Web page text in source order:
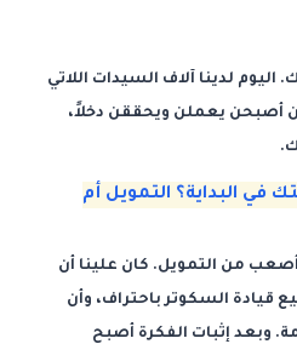
لدينا آلاف السيدات اللاتي
أصبحن يعملن ويحققن دخلاً،
في البداية؟ التمويل أم
أصعب من التمويل. كان علينا أن
قيادة السكوتر باحتراف، وأن
وبعد إثبات الفكرة أصبح